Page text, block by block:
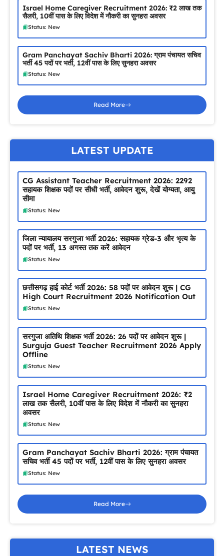
Israel Home Caregiver Recruitment 2026: ₹2 लाख तक
सैलरी, 10वीं पास के लिए विदेश में नौकरी का सुनहरा अवसर
Status: New
Gram Panchayat Sachiv Bharti 2026: ग्राम पंचायत सचिव
भर्ती 45 पदों पर भर्ती, 12वीं पास के लिए सुनहरा अवसर
Status: New
Read More
LATEST UPDATE
CG Assistant Teacher Recruitment 2026: 2292
सहायक शिक्षक पदों पर सीधी भर्ती, आवेदन शुरू, देखें योग्यता, आयु
सीमा
Status: New
जिला न्यायालय सरगुजा भर्ती 2026: सहायक ग्रेड-3 और भृत्य के
पदों पर भर्ती, 13 अगस्त तक करें आवेदन
Status: New
छत्तीसगढ़ हाई कोर्ट भर्ती 2026: 58 पदों पर आवेदन शुरू | CG
High Court Recruitment 2026 Notification Out
Status: New
सरगुजा अतिथि शिक्षक भर्ती 2026: 26 पदों पर आवेदन शुरू |
Surguja Guest Teacher Recruitment 2026 Apply
Offline
Status: New
Israel Home Caregiver Recruitment 2026: ₹2
लाख तक सैलरी, 10वीं पास के लिए विदेश में नौकरी का सुनहरा
अवसर
Status: New
Gram Panchayat Sachiv Bharti 2026: ग्राम पंचायत
सचिव भर्ती 45 पदों पर भर्ती, 12वीं पास के लिए सुनहरा अवसर
Status: New
Read More
LATEST NEWS